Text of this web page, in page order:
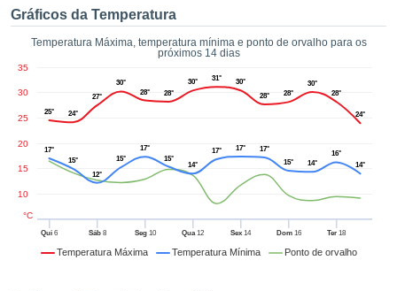
por
para
que as
a este
opções:
e
digital
Gráficos da Temperatura
Temperatura Máxima, temperatura mínima e ponto de orvalho para os
próximos 14 dias
Temperatura Máxima Temperatura Mínima Ponto de orvalho
Qui 6 Sáb8 Seg10 Qua12 Sex 14 Dom16 Ter 18
10
15
20
25
30
35
°C
25° 24°
27°
30°
28°
28°
30° 31°
30°
28°
28°
30°
28°
24°
17°
15°
12°
15°
17°
15°
14°
17° 17°
17°
15°
14°
16°
14°